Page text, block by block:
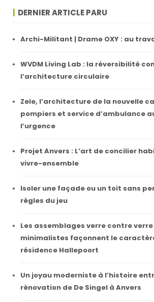
DERNIER ARTICLE PARU
Archi-Militant | Drame OXY : au
WVDM Living Lab : la réversibilité
l’architecture circulaire
Zele, l’architecture de la nouvelle
pompiers et service d’ambulance
l’urgence
Projet Anvers : L’art de concilier
vivre-ensemble
Isoler une façade ou un toit sans
règles du jeu
Les assemblages verre contre
minimalistes façonnent le
résidence Hallepoort
Un joyau moderniste à l’histoire
rénovation de De Singel à Anvers